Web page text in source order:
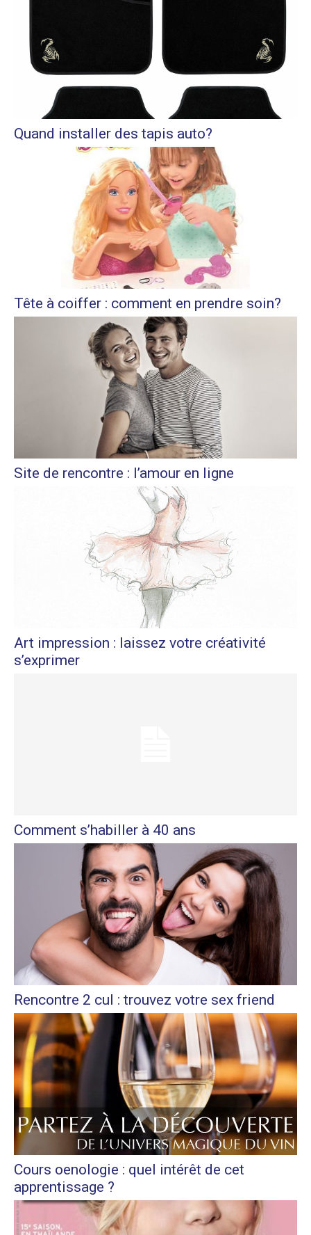
Quand installer des tapis auto?
Tête à coiffer : comment en prendre soin?
Site de rencontre : l’amour en ligne
Art impression : laissez votre créativité
s’exprimer
Comment s’habiller à 40 ans
Rencontre 2 cul : trouvez votre sex friend
Cours oenologie : quel intérêt de cet
apprentissage ?